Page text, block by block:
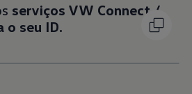
serviços VW Connect /
o seu ID.